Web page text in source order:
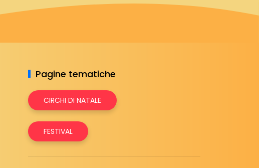
Pagine tematiche
CIRCHI DI NATALE
FESTIVAL